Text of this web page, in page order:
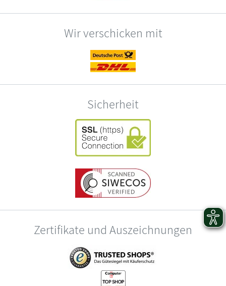
Wir verschicken mit
Sicherheit
Zertifikate und Auszeichnungen